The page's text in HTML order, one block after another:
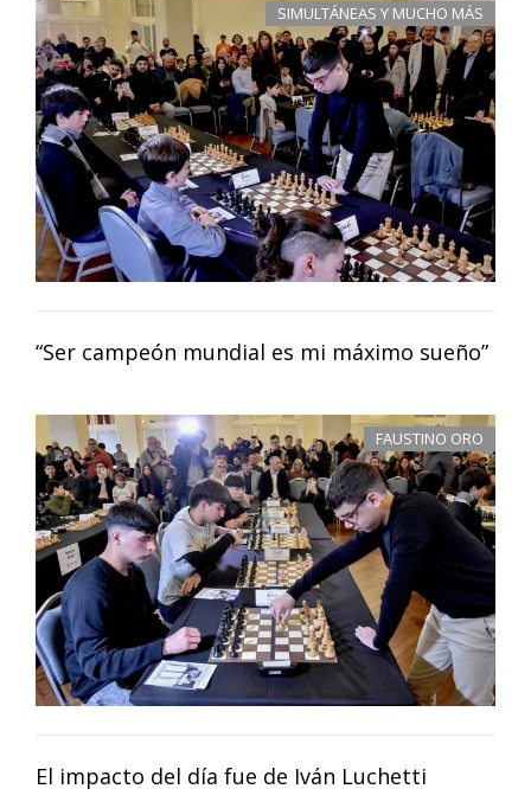
SIMULTÁNEAS Y MUCHO MÁS
“Ser campeón mundial es mi máximo sueño”
FAUSTINO ORO
El impacto del día fue de Iván Luchetti